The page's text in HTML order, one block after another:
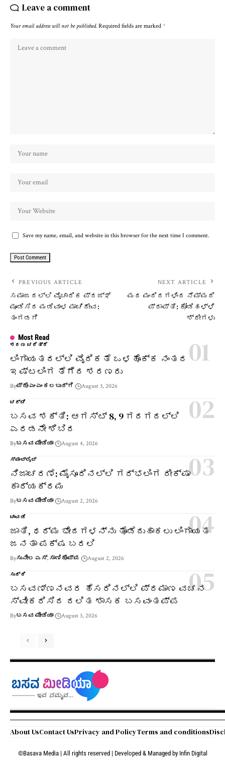
Leave a comment
Your email address will not be published. Required fields are marked *
Save my name, email, and website in this browser for the next time I comment.
PREVIOUS ARTICLE
ಸಮಾಜದಲ್ಲಿ ವೈಚಾರಿಕ ಪ್ರಜ್ಞೆ
ಮೂಡಿಸಿದ ಮಡಿವಾಳ ಮಾಚಿದೇವ:
ತಂಗಡಗಿ
NEXT ARTICLE
ಮಠ ಮಂದಿರಗಳಿಂದ ನೆಮ್ಮದಿ
ಪ್ರಾಪ್ತಿ: ಕೋಡಿಹಳ್ಳಿ
ಶ್ರೀಗಳು
Most Read
ಶರಣ ಚರಿತ್ರೆ
ಲಿಂಗಾಯತದಲ್ಲಿ ವೈದಿಕತೆ ಒಳಹೊಕ್ಕ ನಂತರ
ಇಷ್ಟಲಿಂಗ ತೆಗೆದ ಶರಣರು
Byಪ್ರೊ ಎಂ ಎಂ ಕಲಬುರ್ಗಿ August 3, 2026
ಚರ್ಚೆ
ಬಸವ ಶಕ್ತಿ: ಆಗಸ್ಟ್ 8, 9 ಗದಗದಲ್ಲಿ
ಎರಡನೇ ಶಿಬಿರ
Byಬಸವ ಮೀಡಿಯಾ August 4, 2026
ಸ್ಪಾಟ್‌ಲೈಟ್
ನಿಜಾಚರಣೆ: ಮೈಸೂರಿನಲ್ಲಿ ಗರ್ಭಲಿಂಗ ದೀಕ್ಷಾ
ಕಾರ್ಯಕ್ರಮ
Byಬಸವ ಮೀಡಿಯಾ August 2, 2026
ಚಾವಡಿ
ಜಾತಿ, ಧರ್ಮ ಭೇದಗಳನ್ನು ತೊಡೆದುಹಾಕಲು ಲಿಂಗಾಯತ
ಜನತಾ ಪಕ್ಷ ಬರಲಿ
Byಸುನೀಲ ಎಸ್. ಸಾಣಿಕೊಪ್ಪ August 2, 2026
ಸುದ್ದಿ
ಬಸವಣ್ಣನವರ ಹೆಸರಿನಲ್ಲಿ ಪ್ರಮಾಣ ವಚನ
ಸ್ವೀಕರಿಸಿದ ದಲಿತ ಶಾಸಕ ಬಸವಂತಪ್ಪ
Byಬಸವ ಮೀಡಿಯಾ August 3, 2026
About UsContact UsPrivacy and PolicyTerms and conditions
©Basava Media | All rights reserved | Developed & Managed by Infin Digital